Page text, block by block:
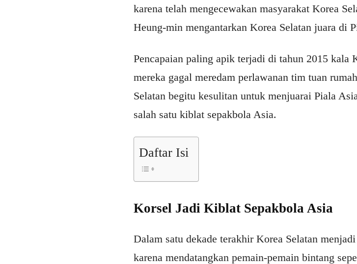
karena telah mengecewakan masyarakat Korea
Heung-min mengantarkan Korea Selatan juara di
Pencapaian paling apik terjadi di tahun 2015 kala
mereka gagal meredam perlawanan tim tuan
Selatan begitu kesulitan untuk menjuarai Piala
salah satu kiblat sepakbola Asia.
Daftar Isi
Korsel Jadi Kiblat Sepakbola Asia
Dalam satu dekade terakhir Korea Selatan
karena mendatangkan pemain-pemain bintang